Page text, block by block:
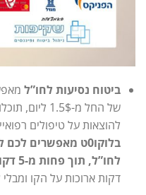
ביטוח נסיעות לחו”ל
של החל מ-
להוצאות על טיפולים
בלוקו0ט מאפשרים
לחו”ל, תוך פחות מ-5 דקות ובקליקים בודדים
דקות ארוכות על הקו